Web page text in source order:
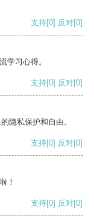
支持[0] 反对[0]
学习心得。
支持[0] 反对[0]
隐私保护和自由。
支持[0] 反对[0]
！
支持[0] 反对[0]